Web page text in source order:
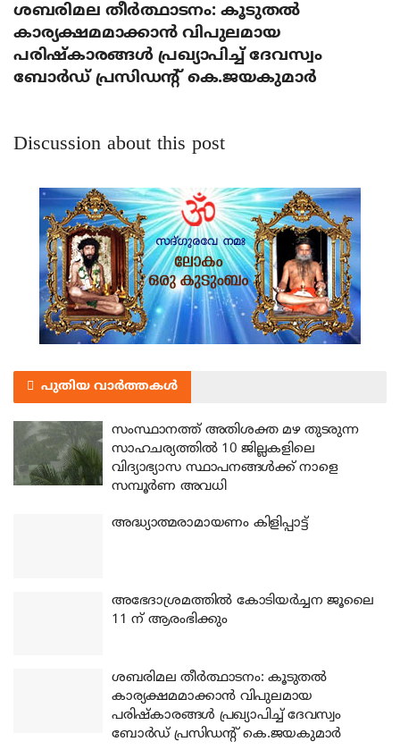
ശബരിമല തീര്‍ത്ഥാടനം: കൂടുതല്‍
കാര്യക്ഷമമാക്കാന്‍ വിപുലമായ
പരിഷ്‌കാരങ്ങള്‍ പ്രഖ്യാപിച്ച് ദേവസ്വം
ബോര്‍ഡ് പ്രസിഡന്റ് കെ.ജയകുമാര്‍
Discussion about this post
പുതിയ വാർത്തകൾ
സംസ്ഥാനത്ത് അതിശക്ത മഴ തുടരുന്ന
സാഹചര്യത്തിൽ 10 ജില്ലകളിലെ
വിദ്യാഭ്യാസ സ്ഥാപനങ്ങൾക്ക് നാളെ
സമ്പൂർണ അവധി
അദ്ധ്യാത്മരാമായണം കിളിപ്പാട്ട്
അഭേദാശ്രമത്തില്‍ കോടിയര്‍ച്ചന ജൂലൈ
11 ന് ആരംഭിക്കും
ശബരിമല തീര്‍ത്ഥാടനം: കൂടുതല്‍
കാര്യക്ഷമമാക്കാന്‍ വിപുലമായ
പരിഷ്‌കാരങ്ങള്‍ പ്രഖ്യാപിച്ച് ദേവസ്വം
ബോര്‍ഡ് പ്രസിഡന്റ് കെ.ജയകുമാര്‍